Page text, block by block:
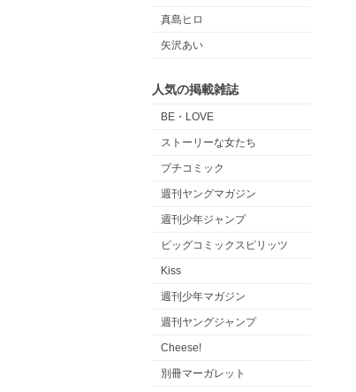
真島ヒロ
矢沢あい
人気の掲載雑誌
BE・LOVE
ストーリーな女たち
プチコミック
週刊ヤングマガジン
週刊少年ジャンプ
ビッグコミックスピリッツ
Kiss
週刊少年マガジン
週刊ヤングジャンプ
Cheese!
別冊マーガレット